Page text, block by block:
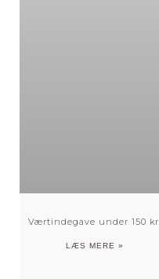
Værtindegave under 150 kr.
LÆS MERE »